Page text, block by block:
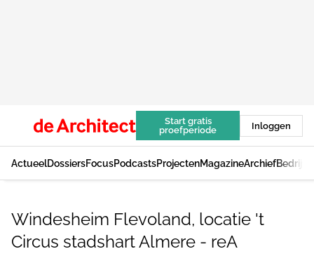
Start gratis
proefperiode
Inloggen
ActueelDossiersFocusPodcastsProjectenMagazineArchief
Windesheim Flevoland, locatie 't
Circus stadshart Almere - reA